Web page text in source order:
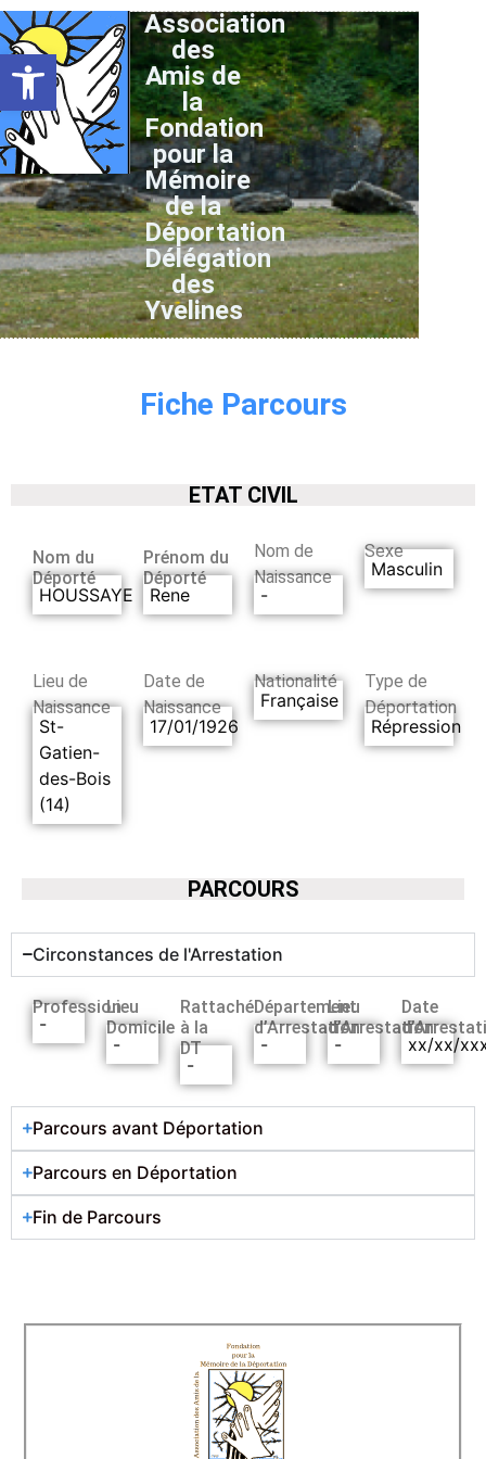
Ouvrir la barre d’outils
Association
des
Amis de
la
Fondation
pour la
Mémoire
de la
Déportation
Délégation
des
Yvelines
Fiche Parcours
ETAT CIVIL
Nom du
Déporté
HOUSSAYE
Prénom du
Déporté
Rene
Nom de
Naissance
-
Sexe
Masculin
Lieu de
Naissance
St-
Gatien-
des-Bois
(14)
Date de
Naissance
17/01/1926
Nationalité
Française
Type de
Déportation
Répression
PARCOURS
Circonstances de l'Arrestation
Profession
-
Lieu
Domicile
-
Rattaché
à la
DT
-
Département
d’Arrestation
-
Lieu
d’Arrestation
-
Date
xx/xx/
Parcours avant Déportation
Parcours en Déportation
Fin de Parcours